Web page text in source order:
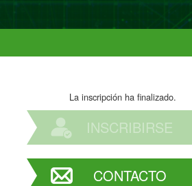
La inscripción ha finalizado.
INSCRIBIRSE
CONTACTO